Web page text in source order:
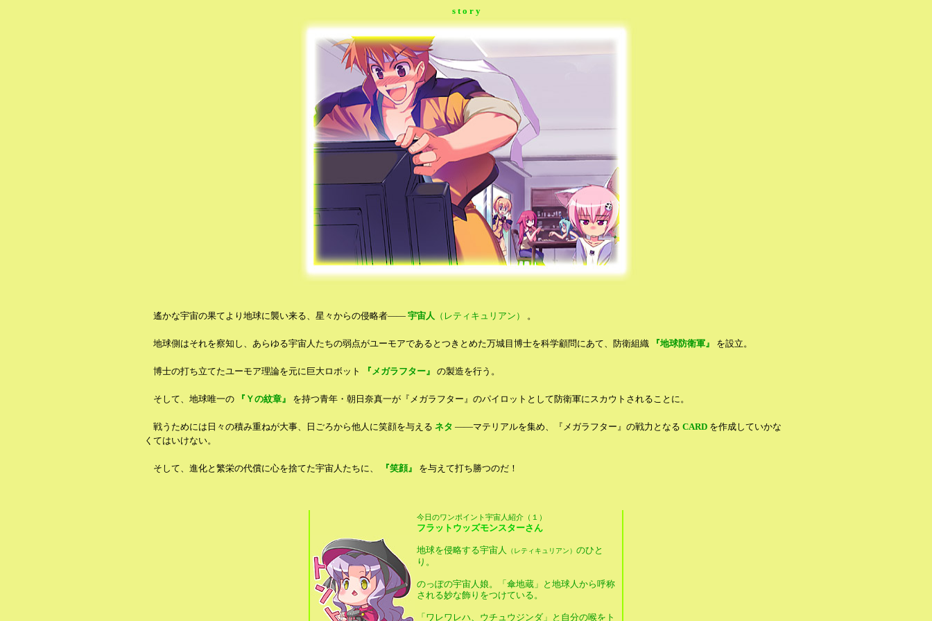
s t o r y
遙かな宇宙の果てより地球に襲い来る、星々からの侵略者―― 宇宙人 （レティキュリアン） 。
地球側はそれを察知し、あらゆる宇宙人たちの弱点がユーモアであるとつきとめた万城目博士を科学顧問にあて、防衛組織 『地球防衛軍』 を設立。
博士の打ち立てたユーモア理論を元に巨大ロボット 『メガラフター』 の製造を行う。
そして、地球唯一の 『Ｙの紋章』 を持つ青年・朝日奈真一が『メガラフター』のパイロットとして防衛軍にスカウトされることに。
戦うためには日々の積み重ねが大事、日ごろから他人に笑顔を与える ネタ ――マテリアルを集め、『メガラフター』の戦力となる CARD を作成していかな
くてはいけない。
そして、進化と繁栄の代償に心を捨てた宇宙人たちに、 『笑顔』 を与えて打ち勝つのだ！
今日のワンポイント宇宙人紹介（１）
フラットウッズモンスターさん
地球を侵略する宇宙人 （レティキュリアン） のひと
り。
のっぽの宇宙人娘。「傘地蔵」と地球人から呼称
される妙な飾りをつけている。
「ワレワレハ、ウチュウジンダ」と自分の喉をト